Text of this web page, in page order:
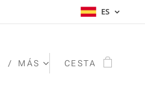
ES
MÁS CESTA